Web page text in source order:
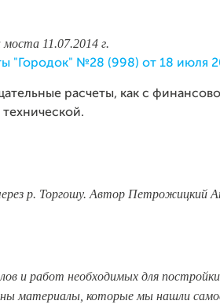
11.07.2014 г.
"Городок" №28 (998) от 18 июля
расчеты, как с
технической.
р. Торгошу. Автор Петрожицкий
и работ необходимых для
материалы, которые мы нашли